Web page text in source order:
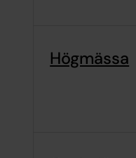
Högmässa